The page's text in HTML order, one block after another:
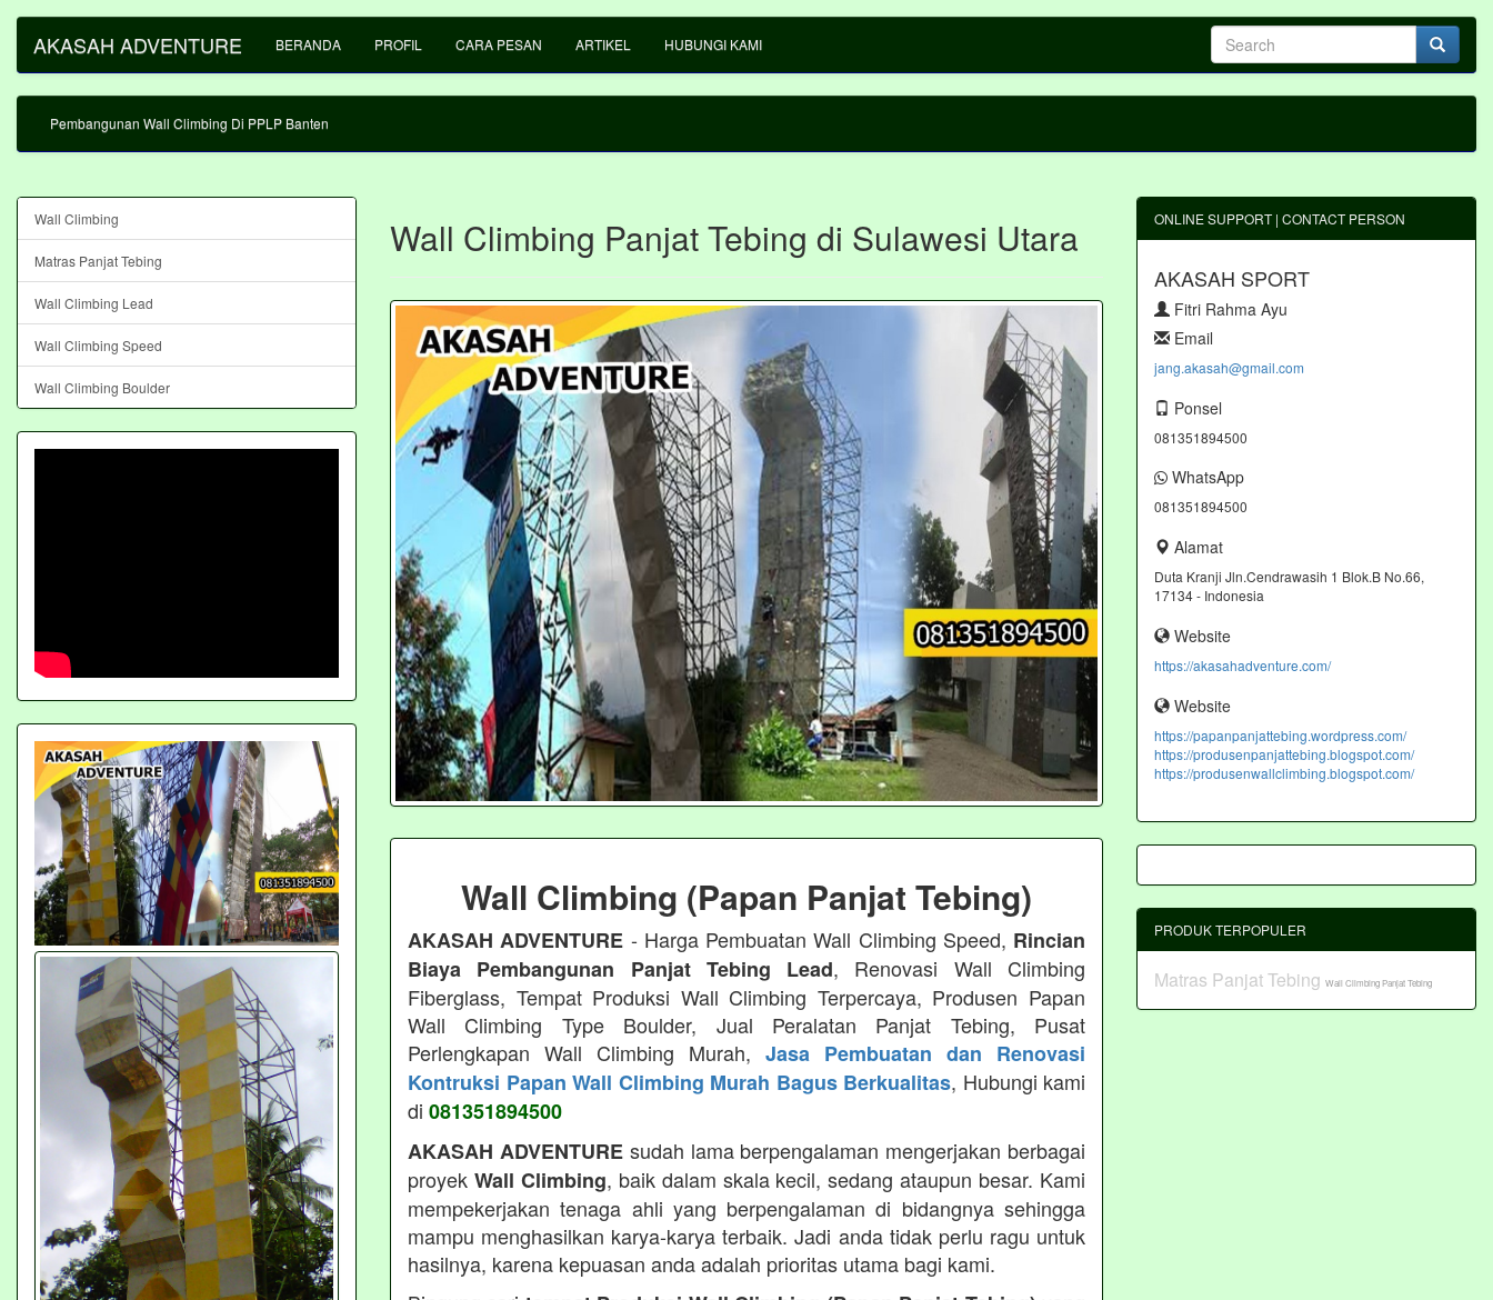
AKASAH ADVENTURE BERANDA PROFIL CARA PESAN ARTIKEL HUBUNGI KAMI
Pembangunan Wall Climbing Di PPLP Banten
Wall Climbing Panjat Tebing di Sulawesi Utara
Wall Climbing (Papan Panjat Tebing)
AKASAH ADVENTURE - Harga Pembuatan Wall Climbing Speed, Rincian
Biaya Pembangunan Panjat Tebing Lead, Renovasi Wall Climbing
Fiberglass, Tempat Produksi Wall Climbing Terpercaya, Produsen Papan
Wall Climbing Type Boulder, Jual Peralatan Panjat Tebing, Pusat
Perlengkapan Wall Climbing Murah, Jasa Pembuatan dan Renovasi
Kontruksi Papan Wall Climbing Murah Bagus Berkualitas, Hubungi kami
di 081351894500
AKASAH ADVENTUREsudah lama berpengalaman mengerjakan berbagai
proyek Wall Climbing, baik dalam skala kecil, sedang ataupun besar. Kami
mempekerjakan tenaga ahli yang berpengalaman di bidangnya sehingga
mampu menghasilkan karya-karya terbaik. Jadi anda tidak perlu ragu untuk
hasilnya, karena kepuasan anda adalah prioritas utama bagi kami.
Wall Climbing
Matras Panjat Tebing
Wall Climbing Lead
Wall Climbing Speed
Wall Climbing Boulder
ONLINE SUPPORT | CONTACT PERSON
AKASAH SPORT
Fitri Rahma Ayu
Email
jang.akasah@gmail.com
Ponsel
081351894500
WhatsApp
081351894500
Alamat
Duta Kranji Jln.Cendrawasih 1 Blok.B No.66,
17134 - Indonesia
Website
https://akasahadventure.com/
Website
https://papanpanjattebing.wordpress.com/
https://produsenpanjattebing.blogspot.com/
https://produsenwallclimbing.blogspot.com/
PRODUK TERPOPULER
Matras Panjat Tebing Wall Climbing Panjat Tebing